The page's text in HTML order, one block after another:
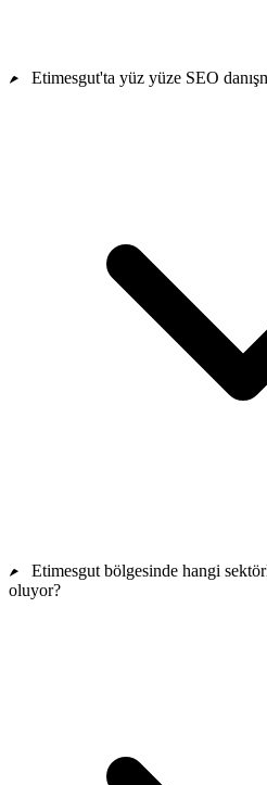
Etimesgut'ta yüz yüze SEO
Etimesgut bölgesinde hangi
oluyor?